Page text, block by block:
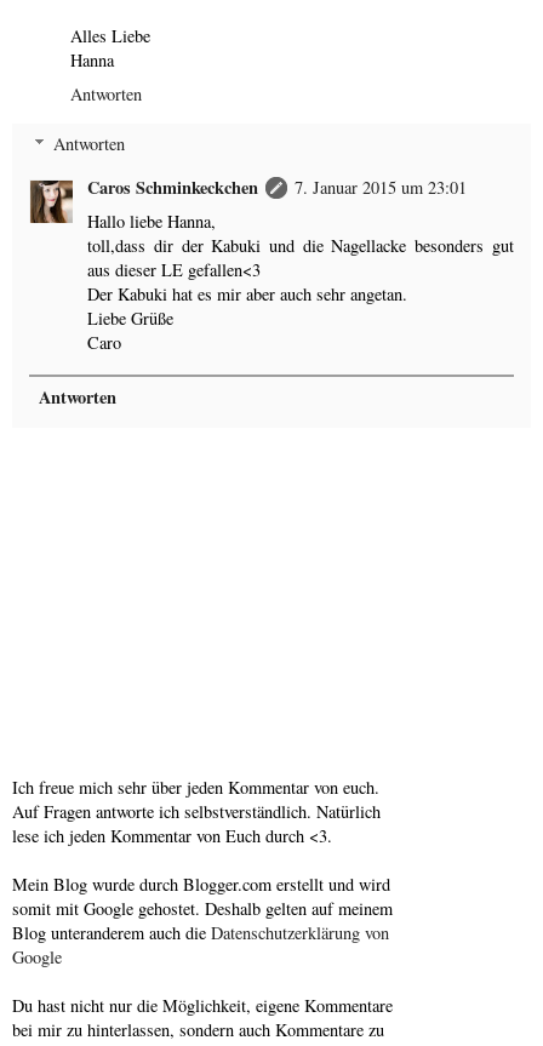
Alles Liebe
Hanna
Antworten
Antworten
Caros Schminkeckchen
7. Januar 2015 um 23:01
Hallo liebe Hanna,
toll,dass dir der Kabuki und die Nagellacke besonders gut
aus dieser LE gefallen<3
Der Kabuki hat es mir aber auch sehr angetan.
Liebe Grüße
Caro
Antworten
Ich freue mich sehr über jeden Kommentar von euch.
Auf Fragen antworte ich selbstverständlich. Natürlich
lese ich jeden Kommentar von Euch durch <3.
Mein Blog wurde durch Blogger.com erstellt und wird
somit mit Google gehostet. Deshalb gelten auf meinem
Blog unteranderem auch die Datenschutzerklärung von
Google
Du hast nicht nur die Möglichkeit, eigene Kommentare
bei mir zu hinterlassen, sondern auch Kommentare zu